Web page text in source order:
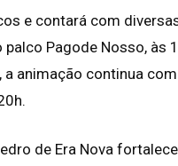
e contará com
Pagode Nosso, às
animação continua
de Era Nova